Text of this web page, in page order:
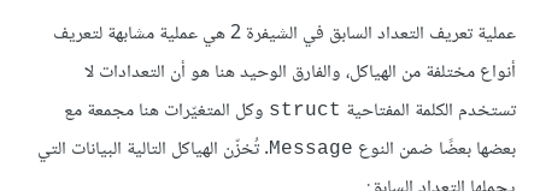
عملية تعريف التعداد السابق في الشيفرة 2 هي عملية مشابهة لتعريف
أنواع مختلفة من الهياكل، والفارق الوحيد هنا هو أن التعدادات لا
تستخدم الكلمة المفتاحية struct وكل المتغيّرات هنا مجمعة مع
بعضها بعضًا ضمن النوع Message. تُخزّن الهياكل التالية البيانات التي